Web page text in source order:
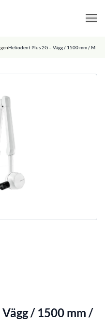
Heliodent Plus 2G – Vägg / 1500 mm / M
/ 1500 mm /